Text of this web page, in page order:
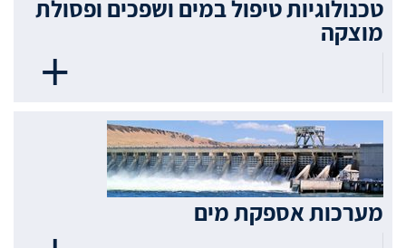
טכנולוגיות טיפול במים ושפכים ופסולת
מוצקה
מערכות אספקת מים